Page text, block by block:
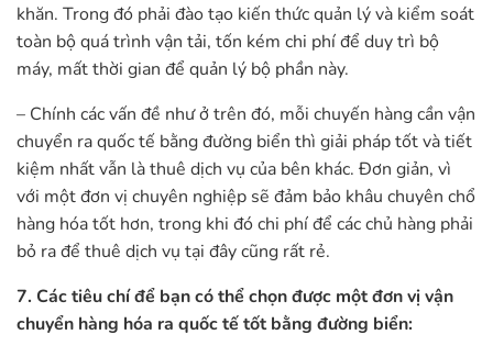
khăn. Trong đó phải đào tạo kiến thức quản lý và kiểm soát
toàn bộ quá trình vận tải, tốn kém chi phí để duy trì bộ
máy, mất thời gian để quản lý bộ phần này.
– Chính các vấn đề như ở trên đó, mỗi chuyến hàng cần vận
chuyển ra quốc tế bằng đường biển thì giải pháp tốt và tiết
kiệm nhất vẫn là thuê dịch vụ của bên khác. Đơn giản, vì
với một đơn vị chuyên nghiệp sẽ đảm bảo khâu chuyên chổ
hàng hóa tốt hơn, trong khi đó chi phí để các chủ hàng phải
bỏ ra để thuê dịch vụ tại đây cũng rất rẻ.
7. Các tiêu chí để bạn có thể chọn được một đơn vị vận
chuyển hàng hóa ra quốc tế tốt bằng đường biển: